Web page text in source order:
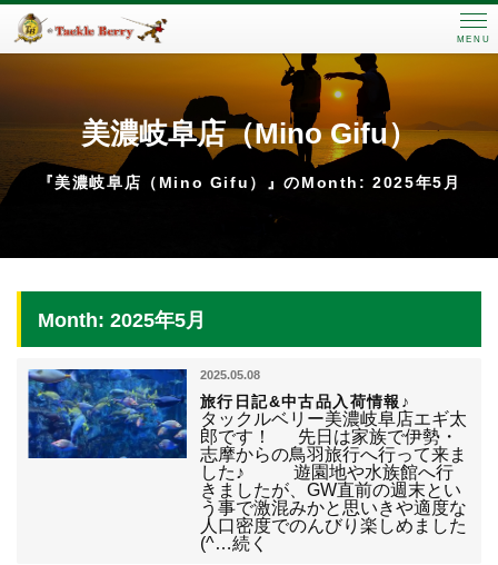
MENU
美濃岐阜店（Mino Gifu）
『美濃岐阜店（Mino Gifu）』のMonth: 2025年5月
Month: 2025年5月
2025.05.08
旅行日記&中古品入荷情報♪
タックルベリー美濃岐阜店エギ太
郎です！ 先日は家族で伊勢・
志摩からの鳥羽旅行へ行って来ま
した♪ 遊園地や水族館へ行
きましたが、GW直前の週末とい
う事で激混みかと思いきや適度な
人口密度でのんびり楽しめました
(^…続く